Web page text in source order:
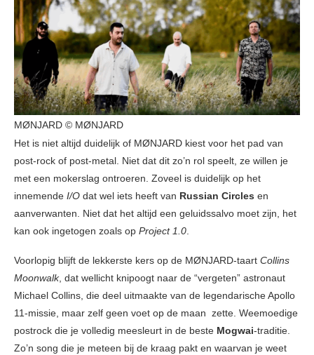
MØNJARD © MØNJARD
Het is niet altijd duidelijk of MØNJARD kiest voor het pad van
post-rock of post-metal. Niet dat dit zo’n rol speelt, ze willen je
met een mokerslag ontroeren. Zoveel is duidelijk op het
innemende I/O dat wel iets heeft van Russian Circles en
aanverwanten. Niet dat het altijd een geluidssalvo moet zijn, het
kan ook ingetogen zoals op Project 1.0.
Voorlopig blijft de lekkerste kers op de MØNJARD-taart Collins
Moonwalk, dat wellicht knipoogt naar de “vergeten” astronaut
Michael Collins, die deel uitmaakte van de legendarische Apollo
11-missie, maar zelf geen voet op de maan zette. Weemoedige
postrock die je volledig meesleurt in de beste Mogwai-traditie.
Zo’n song die je meteen bij de kraag pakt en waarvan je weet